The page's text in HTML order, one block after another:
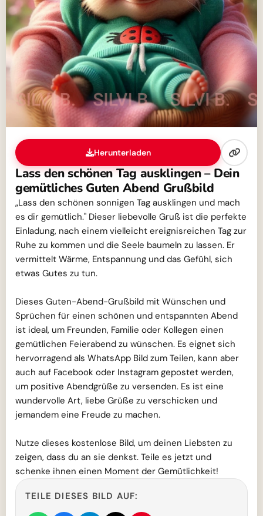
Herunterladen
Lass den schönen Tag ausklingen – Dein
gemütliches Guten Abend Grußbild
„Lass den schönen sonnigen Tag ausklingen und mach
es dir gemütlich." Dieser liebevolle Gruß ist die perfekte
Einladung, nach einem vielleicht ereignisreichen Tag zur
Ruhe zu kommen und die Seele baumeln zu lassen. Er
vermittelt Wärme, Entspannung und das Gefühl, sich
etwas Gutes zu tun.
Dieses Guten-Abend-Grußbild mit Wünschen und
Sprüchen für einen schönen und entspannten Abend
ist ideal, um Freunden, Familie oder Kollegen einen
gemütlichen Feierabend zu wünschen. Es eignet sich
hervorragend als WhatsApp Bild zum Teilen, kann aber
auch auf Facebook oder Instagram gepostet werden,
um positive Abendgrüße zu versenden. Es ist eine
wundervolle Art, liebe Grüße zu verschicken und
jemandem eine Freude zu machen.
Nutze dieses kostenlose Bild, um deinen Liebsten zu
zeigen, dass du an sie denkst. Teile es jetzt und
schenke ihnen einen Moment der Gemütlichkeit!
TEILE DIESES BILD AUF: